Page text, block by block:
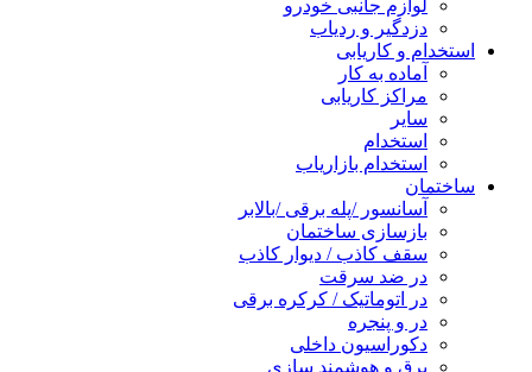
لوازم جانبی خودرو
دزدگیر و ردیاب
استخدام و کاریابی
آماده به کار
مراکز کاریابی
سایر
استخدام
استخدام بازاریاب
ساختمان
آسانسور /پله برقی /بالابر
بازسازی ساختمان
سقف کاذب / دیوار کاذب
در ضد سرقت
در اتوماتیک / کرکره برقی
در و پنجره
دکوراسیون داخلی
برق و هوشمند سازی